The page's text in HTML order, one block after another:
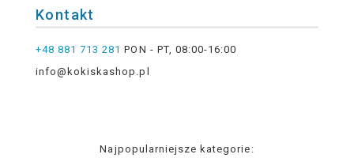
Kontakt
+48 881 713 281 PON - PT, 08:00-16:00
info@kokiskashop.pl
Najpopularniejsze kategorie: